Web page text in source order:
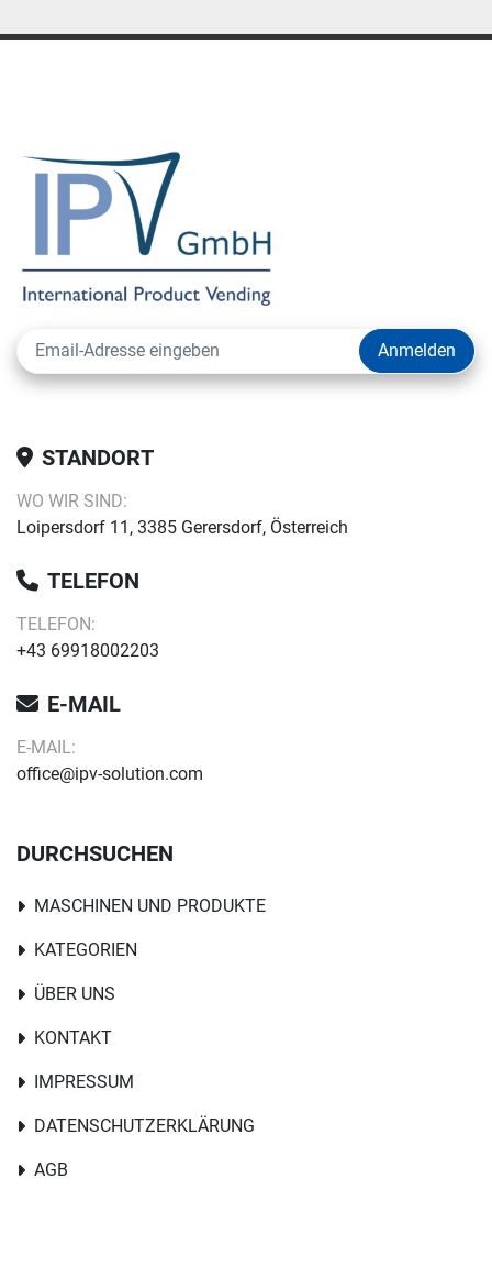
Anmelden
STANDORT
WO WIR SIND:
Loipersdorf 11, 3385 Gerersdorf, Österreich
TELEFON
TELEFON:
+43 69918002203
E-MAIL
E-MAIL:
office@ipv-solution.com
DURCHSUCHEN
MASCHINEN UND PRODUKTE
KATEGORIEN
ÜBER UNS
KONTAKT
IMPRESSUM
DATENSCHUTZERKLÄRUNG
AGB